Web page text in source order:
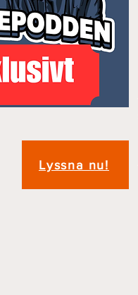
Lyssna nu!